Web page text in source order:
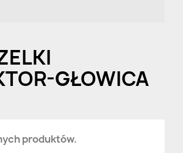
GŁOWICA
produktów.